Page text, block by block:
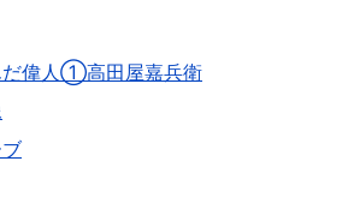
だ偉人①高田屋嘉兵衛